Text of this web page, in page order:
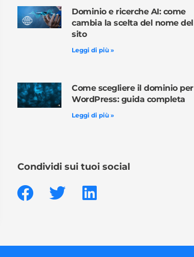
Dominio e ricerche AI: come
cambia la scelta del nome del
sito
Leggi di più »
Come scegliere il dominio per
WordPress: guida completa
Leggi di più »
Condividi sui tuoi social